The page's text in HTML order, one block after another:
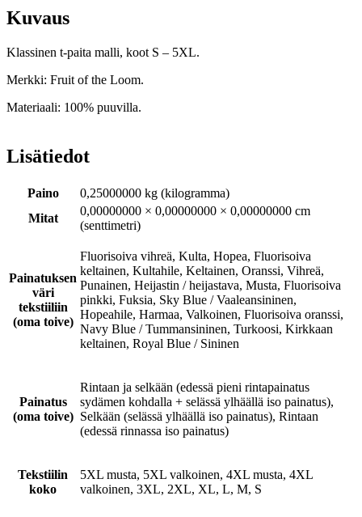
Kuvaus
Klassinen t-paita malli, koot S – 5XL.
Merkki: Fruit of the Loom.
Materiaali: 100% puuvilla.
Lisätiedot
Paino
0,25000000 kg (kilogramma)
Mitat
0,00000000 × 0,00000000 × 0,00000000 cm
(senttimetri)
Painatuksen
väri
tekstiiliin
(oma toive)
Fluorisoiva vihreä, Kulta, Hopea, Fluorisoiva
keltainen, Kultahile, Keltainen, Oranssi, Vihreä,
Punainen, Heijastin / heijastava, Musta, Fluorisoiva
pinkki, Fuksia, Sky Blue / Vaaleansininen,
Hopeahile, Harmaa, Valkoinen, Fluorisoiva oranssi,
Navy Blue / Tummansininen, Turkoosi, Kirkkaan
keltainen, Royal Blue / Sininen
Painatus
(oma toive)
Rintaan ja selkään (edessä pieni rintapainatus
sydämen kohdalla + selässä ylhäällä iso painatus),
Selkään (selässä ylhäällä iso painatus), Rintaan
(edessä rinnassa iso painatus)
Tekstiilin
koko
5XL musta, 5XL valkoinen, 4XL musta, 4XL
valkoinen, 3XL, 2XL, XL, L, M, S